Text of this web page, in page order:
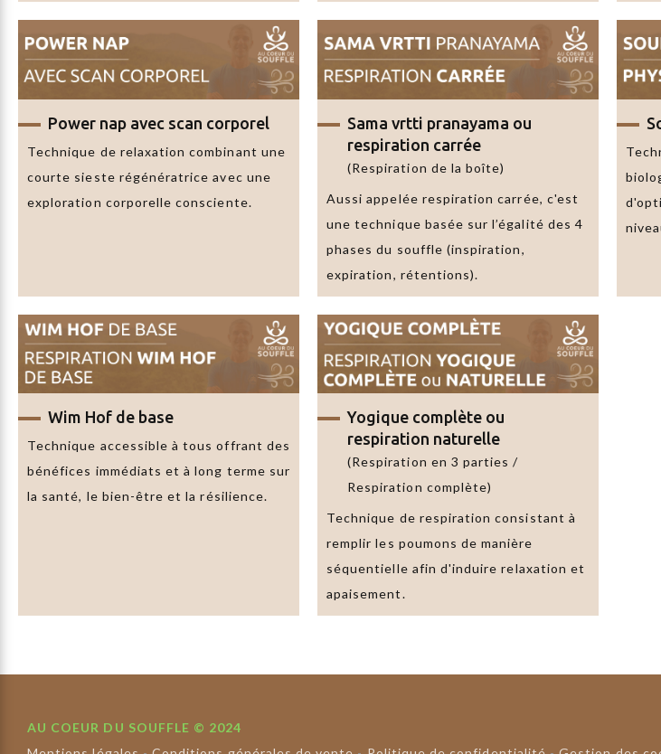
Power nap avec scan corporel
Technique de relaxation combinant une
courte sieste régénératrice avec une
exploration corporelle consciente.
Sama vrtti pranayama ou
respiration carrée
(Respiration de la boîte)
Aussi appelée respiration carrée, c'est
une technique basée sur l’égalité des 4
phases du souffle (inspiration,
expiration, rétentions).
Wim Hof de base
Technique accessible à tous offrant des
bénéfices immédiats et à long terme sur
la santé, le bien-être et la résilience.
Yogique complète ou
respiration naturelle
(Respiration en 3 parties /
Respiration complète)
Technique de respiration consistant à
remplir les poumons de manière
séquentielle afin d'induire relaxation et
apaisement.
AU COEUR DU SOUFFLE © 2024